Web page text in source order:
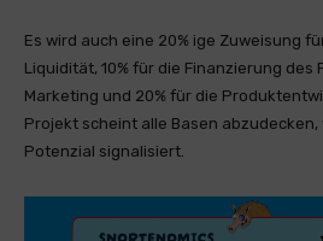
Es wird auch eine 20% ige Zuweisung
Liquidität, 10% für die Finanzierung des
Marketing und 20% für die
Projekt scheint alle Basen
Potenzial signalisiert.